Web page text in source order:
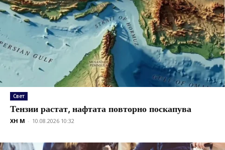
Свет
Тензии растат, нафтата повторно поскапува
XH M - 10.08.2026 10:32